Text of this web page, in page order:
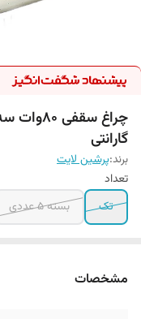
گارانتی
برند:پرشین لایت
تعداد
تک
بسته ۵ عددی
مشخصات